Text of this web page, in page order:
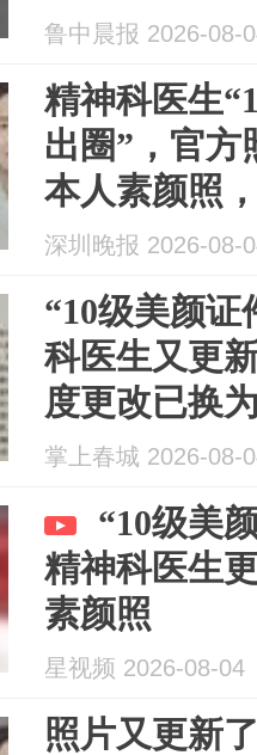
鲁中晨报 2026-08-
精神科医生
出圈”，官方
本人素颜照
深圳晚报 2026-08-
“10级美颜证
科医生又更
度更改已换
主页显示曾
事：她非常
掌上春城 2026-08-
“10级美
精神科医生
素颜照
星视频 2026-08-04
照片又更新